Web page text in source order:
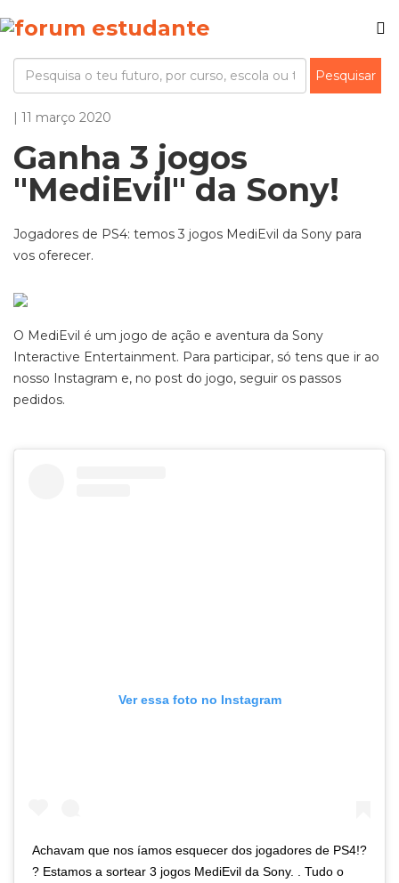
| 11 março 2020
Ganha 3 jogos
"MediEvil" da Sony!
Jogadores de PS4: temos 3 jogos MediEvil da Sony para
vos oferecer.
O MediEvil é um jogo de ação e aventura da Sony
Interactive Entertainment. Para participar, só tens que ir ao
nosso Instagram e, no post do jogo, seguir os passos
pedidos.
Ver essa foto no Instagram
Achavam que nos íamos esquecer dos jogadores de PS4!?
? Estamos a sortear 3 jogos MediEvil da Sony. . Tudo o